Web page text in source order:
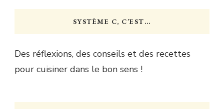
SYSTÈME C, C’EST…
Des réflexions, des conseils et des recettes
pour cuisiner dans le bon sens !